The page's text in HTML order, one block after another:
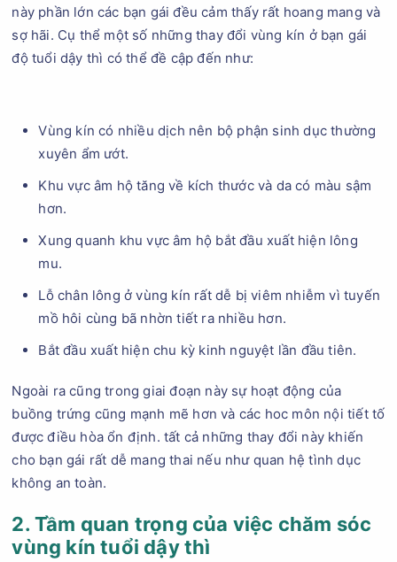
này phần lớn các bạn gái đều cảm thấy rất hoang mang và
sợ hãi. Cụ thể một số những thay đổi vùng kín ở bạn gái
độ tuổi dậy thì có thể đề cập đến như:
Vùng kín có nhiều dịch nên bộ phận sinh dục thường
xuyên ẩm ướt.
Khu vực âm hộ tăng về kích thước và da có màu sậm
hơn.
Xung quanh khu vực âm hộ bắt đầu xuất hiện lông
mu.
Lỗ chân lông ở vùng kín rất dễ bị viêm nhiễm vì tuyến
mồ hôi cùng bã nhờn tiết ra nhiều hơn.
Bắt đầu xuất hiện chu kỳ kinh nguyệt lần đầu tiên.
Ngoài ra cũng trong giai đoạn này sự hoạt động của
buồng trứng cũng mạnh mẽ hơn và các hoc môn nội tiết tố
được điều hòa ổn định. tất cả những thay đổi này khiến
cho bạn gái rất dễ mang thai nếu như quan hệ tình dục
không an toàn.
2. Tầm quan trọng của việc chăm sóc
vùng kín tuổi dậy thì